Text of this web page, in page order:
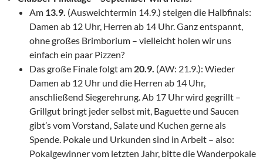
Am 13.9. (Ausweichtermin 14.9.) steigen die Halbfinals:
Damen ab 12 Uhr, Herren ab 14 Uhr. Ganz entspannt,
ohne großes Brimborium – vielleicht holen wir uns
einfach ein paar Pizzen?
Das große Finale folgt am 20.9. (AW: 21.9.): Wieder
Damen ab 12 Uhr und die Herren ab 14 Uhr,
anschließend Siegerehrung. Ab 17 Uhr wird gegrillt –
Grillgut bringt jeder selbst mit, Baguette und Saucen
gibt’s vom Vorstand, Salate und Kuchen gerne als
Spende. Pokale und Urkunden sind in Arbeit – also:
Pokalgewinner vom letzten Jahr, bitte die Wanderpokale